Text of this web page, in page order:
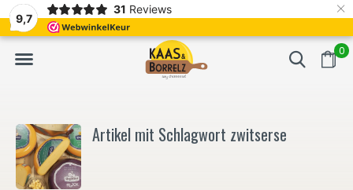
9,7
31 Reviews ×
0
Frisch geschnitten und vakuumverpackt. Meistens Lieferung
Artikel mit Schlagwort zwitserse